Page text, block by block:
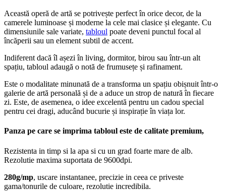
Această operă de artă se potrivește perfect în orice decor, de la
camerele luminoase și moderne la cele mai clasice și elegante. Cu
dimensiunile sale variate, tabloul poate deveni punctul focal al
încăperii sau un element subtil de accent.
Indiferent dacă îl așezi în living, dormitor, birou sau într-un alt
spațiu, tabloul adaugă o notă de frumusețe și rafinament.
Este o modalitate minunată de a transforma un spațiu obișnuit într-o
galerie de artă personală și de a aduce un strop de natură în fiecare
zi. Este, de asemenea, o idee excelentă pentru un cadou special
pentru cei dragi, aducând bucurie și inspirație în viața lor.
Panza pe care se imprima tabloul este de calitate premium,
Rezistenta in timp si la apa si cu un grad foarte mare de alb.
Rezolutie maxima suportata de 9600dpi.
280g/mp, uscare instantanee, precizie in ceea ce priveste
gama/tonurile de culoare, rezolutie incredibila.